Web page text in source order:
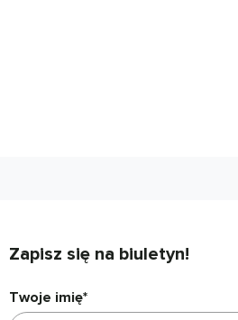
Zapisz się na biuletyn!
Twoje imię*